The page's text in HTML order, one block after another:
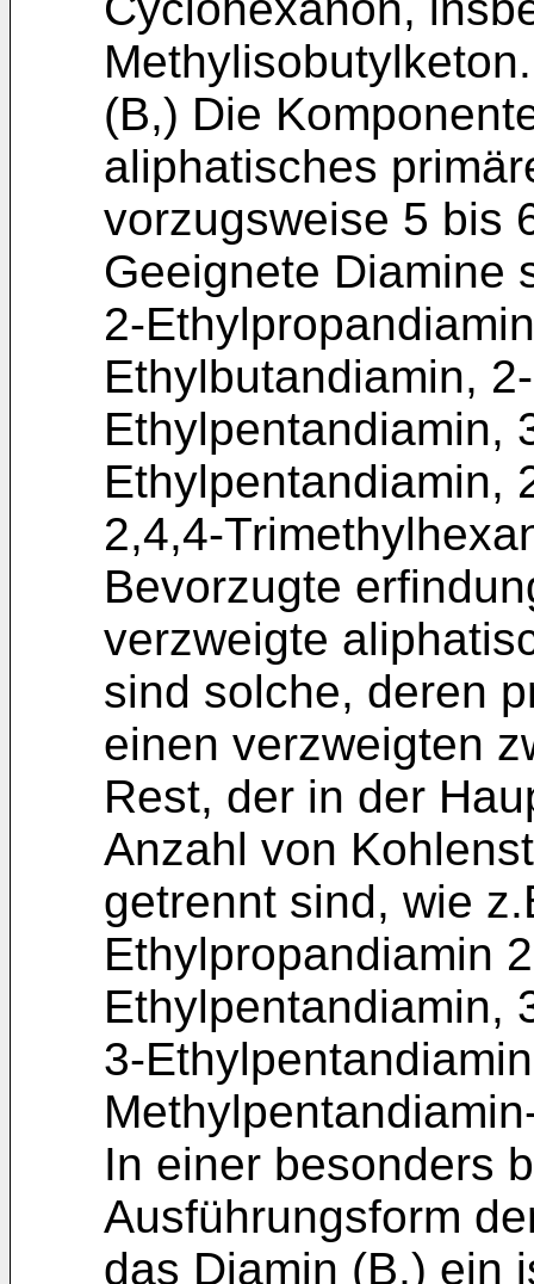
Methylisobutylketon.
(B,) Die
aliphatisches
vorzugsweise 5 bis
Geeignete Diamine
2-
Ethylbutandiamin,
Ethylpentandiamin,
Ethylpentandiamin,
2,4,4-
Bevorzugte
verzweigte
sind solche, deren
einen verzweigten
Rest, der in der
Anzahl von
getrennt sind, wie
Ethylpropandiamin
Ethylpentandiamin,
3-
In einer besonders
Ausführungsform
das Diamin (B,) ein